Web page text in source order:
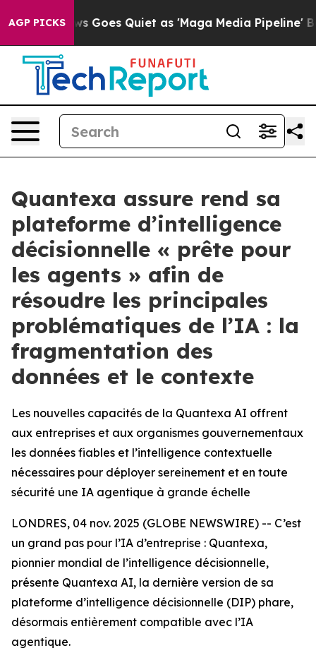
AGP PICKSGoes Quiet as 'Maga Media Pipeline' Backfires
Quantexa assure rend sa
plateforme d’intelligence
décisionnelle « prête pour
les agents » afin de
résoudre les principales
problématiques de l’IA : la
fragmentation des
données et le contexte
Les nouvelles capacités de la Quantexa AI offrent
aux entreprises et aux organismes gouvernementaux
les données fiables et l’intelligence contextuelle
nécessaires pour déployer sereinement et en toute
sécurité une IA agentique à grande échelle
LONDRES, 04 nov. 2025 (GLOBE NEWSWIRE) -- C’est
un grand pas pour l’IA d’entreprise : Quantexa,
pionnier mondial de l’intelligence décisionnelle,
présente Quantexa AI, la dernière version de sa
plateforme d’intelligence décisionnelle (DIP) phare,
désormais entièrement compatible avec l’IA
agentique.